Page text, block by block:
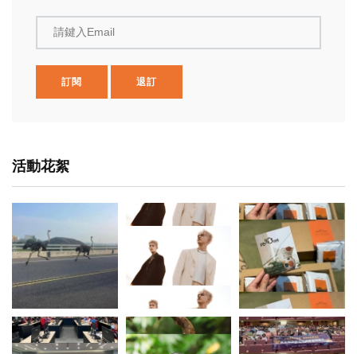
請鍵入Email
訂閱 退訂
活動花絮